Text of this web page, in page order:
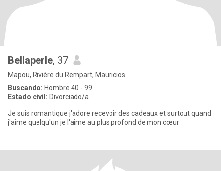
Bellaperle, 37
Mapou, Rivière du Rempart, Mauricios
Buscando: Hombre 40 - 99
Estado civil: Divorciado/a
Je suis romantique j'adore recevoir des cadeaux et surtout quand
j'aime quelqu'un je l'aime au plus profond de mon cœur